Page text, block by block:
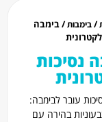
/בימבות/ בימבה
נסיכות
עובר לבימבה:
בהירה עם